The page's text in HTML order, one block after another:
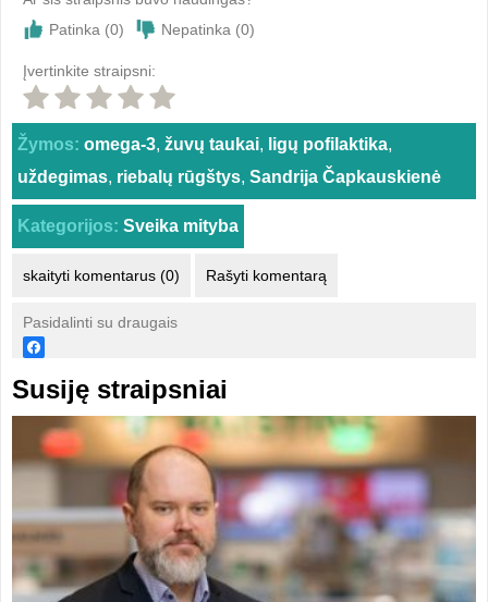
Patinka (0) Nepatinka (0)
Įvertinkite straipsni:
Žymos: omega-3, žuvų taukai, ligų pofilaktika,
uždegimas, riebalų rūgštys, Sandrija Čapkauskienė
Kategorijos: Sveika mityba
skaityti komentarus (0) Rašyti komentarą
Pasidalinti su draugais
Susiję straipsniai